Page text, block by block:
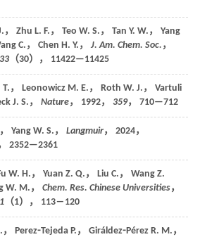
， Zhu L. F.， Teo W. S.， Tan Y. W.， Yang
C.， Chen H. Y.， J. Am. Chem. Soc. ，
（30）， 11422—11425
T.， Leonowicz M. E.， Roth W. J.， Vartuli
J. S.， Nature， 1992， 359， 710—712
Yang W. S.， Langmuir， 2024，
2352—2361
W. H.， Yuan Z. Q.， Liu C.， Wang Z.
W. M.， Chem. Res. Chinese Universities，
（1）， 113―120
Perez⁃Tejeda P.， Giráldez⁃Pérez R. M.，